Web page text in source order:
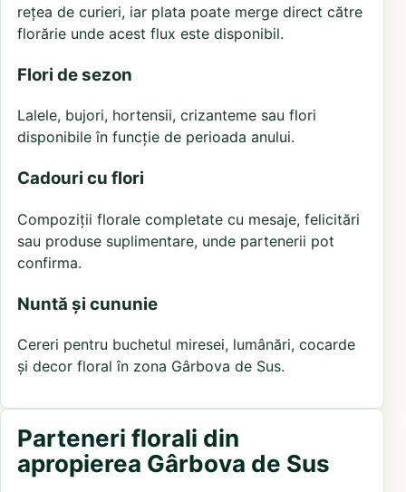
rețea de curieri, iar plata poate merge direct către
florărie unde acest flux este disponibil.
Flori de sezon
Lalele, bujori, hortensii, crizanteme sau flori
disponibile în funcție de perioada anului.
Cadouri cu flori
Compoziții florale completate cu mesaje, felicitări
sau produse suplimentare, unde partenerii pot
confirma.
Nuntă și cununie
Cereri pentru buchetul miresei, lumânări, cocarde
și decor floral în zona Gârbova de Sus.
Parteneri florali din
apropierea Gârbova de Sus